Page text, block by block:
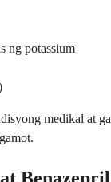
ng potassium
medikal at
Benazepril